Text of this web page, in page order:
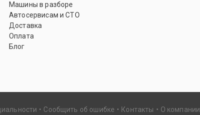
Машины в разборе
Автосервисам и СТО
Доставка
Оплата
Блог
Сообщить об ошибке Контакты О компании